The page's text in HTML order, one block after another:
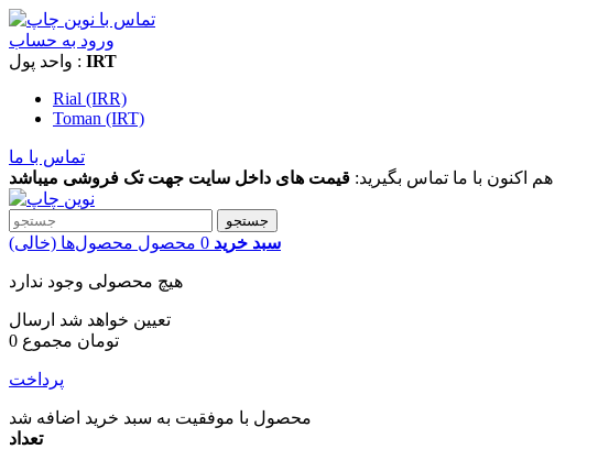
ورود به حساب
واحد پول : IRT
Rial (IRR)
Toman (IRT)
تماس با ما
هم اکنون با ما تماس بگیرید: قیمت های داخل سایت جهت تک فروشی میباشد
جستجو
سبد خرید 0 محصول محصول‌ها (خالی)
هیچ محصولی وجود ندارد
تعیین خواهد شد ارسال
0 تومان مجموع
پرداخت
محصول با موفقیت به سبد خرید اضافه شد
تعداد